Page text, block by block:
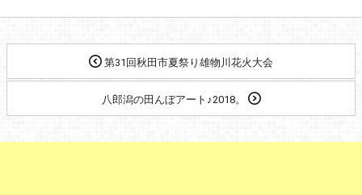
第31回秋田市夏祭り雄物川花火大会
八郎潟の田んぼアート♪2018。